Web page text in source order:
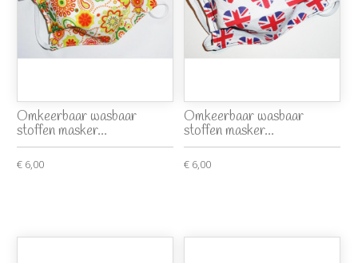
Omkeerbaar wasbaar
stoffen masker...
€ 6,00
Omkeerbaar wasbaar
stoffen masker...
€ 6,00